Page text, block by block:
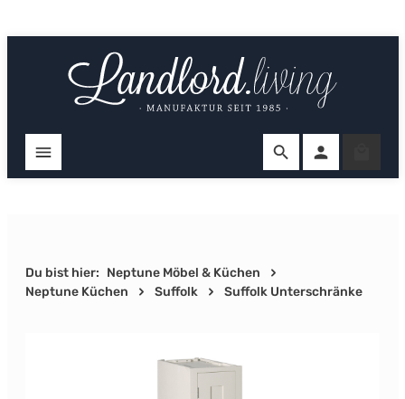
Du bist hier: Neptune Möbel & Küchen
Neptune Küchen
Suffolk Suffolk Unterschränke